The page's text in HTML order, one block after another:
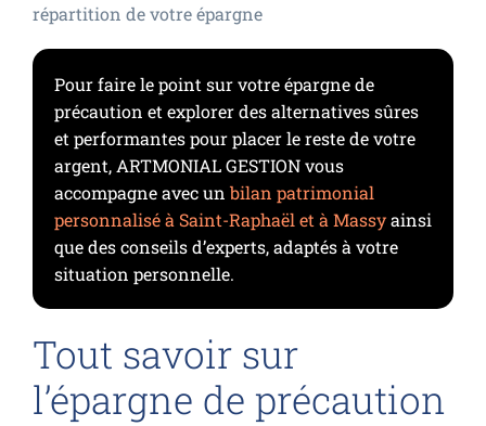
répartition de votre épargne
Pour faire le point sur votre épargne de
précaution et explorer des alternatives sûres
et performantes pour placer le reste de votre
argent, ARTMONIAL GESTION vous
accompagne avec unbilan patrimonial
personnalisé à Saint-Raphaël et à Massyainsi
que des conseils d’experts, adaptés à votre
situation personnelle.
Tout savoir sur
l’épargne de précaution